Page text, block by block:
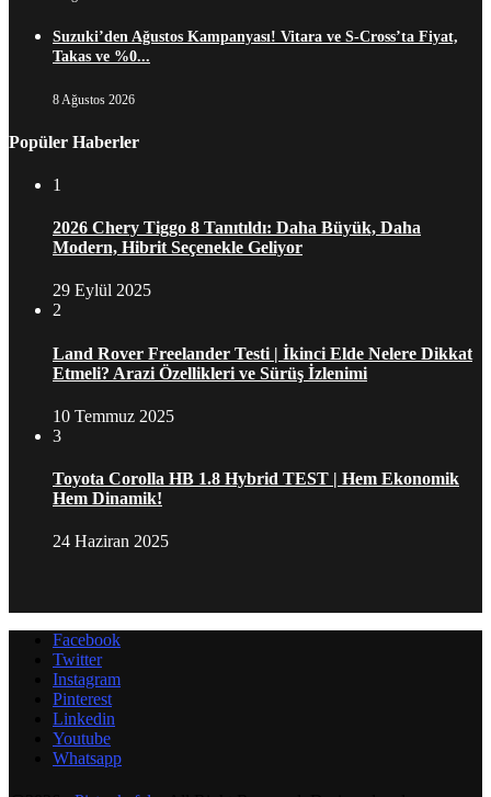
Suzuki’den Ağustos Kampanyası! Vitara ve S-Cross’ta Fiyat,
Takas ve %0...
8 Ağustos 2026
Popüler Haberler
1
2026 Chery Tiggo 8 Tanıtıldı: Daha Büyük, Daha
Modern, Hibrit Seçenekle Geliyor
29 Eylül 2025
2
Land Rover Freelander Testi | İkinci Elde Nelere Dikkat
Etmeli? Arazi Özellikleri ve Sürüş İzlenimi
10 Temmuz 2025
3
Toyota Corolla HB 1.8 Hybrid TEST | Hem Ekonomik
Hem Dinamik!
24 Haziran 2025
Facebook
Twitter
Instagram
Pinterest
Linkedin
Youtube
Whatsapp